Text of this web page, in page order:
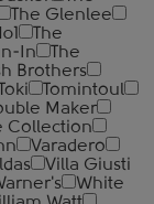
The Glenlee
The
In
The
Brothers
Toki
Tomintoul
Maker
Collection
Varadero
Villa Giusti
White